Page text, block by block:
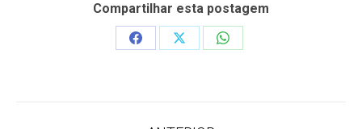
Compartilhar esta postagem
Share
Share
Share